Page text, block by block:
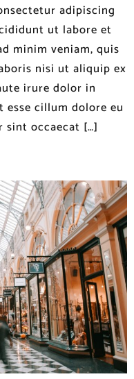
adipiscing
ut labore et
minim veniam, quis
nisi ut aliquip ex
irure dolor in
cillum dolore eu
sint occaecat […]